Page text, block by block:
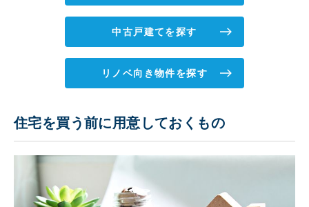
中古戸建てを探す
リノベ向き物件を探す
住宅を買う前に用意しておくもの